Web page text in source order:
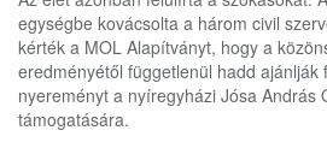
egységbe kovácsolta a három civil
kérték a MOL Alapítványt, hogy a
eredményétől függetlenül hadd ajánlják
nyereményt a nyíregyházi Jósa András
támogatására.